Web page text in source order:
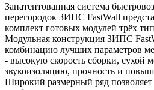
Запатентованная система
перегородок ЗИПС FastWall
комплект готовых модулей трёх
Модульная конструкция ЗИПС
комбинацию лучших параметров
- высокую скорость сборки, сухой
звукоизоляцию, прочность и
Широкий размерный ряд позволяет